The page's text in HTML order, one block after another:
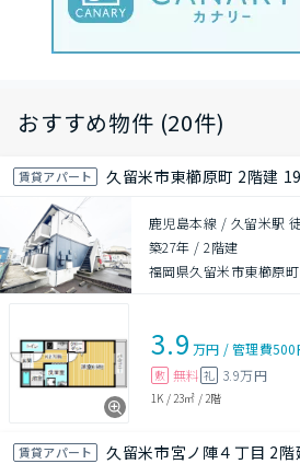
おすすめ物件 (20件)
賃貸アパート 久留米市東櫛原町 2階建
鹿児島本線 / 久留米駅
築27年 /2階建
福岡県久留米市東櫛原町
3.9 万円 /管理費500
敷 無料 礼 3.9万円
1K / 23㎡ / 2階
賃貸アパート 久留米市宮ノ陣４丁目 2